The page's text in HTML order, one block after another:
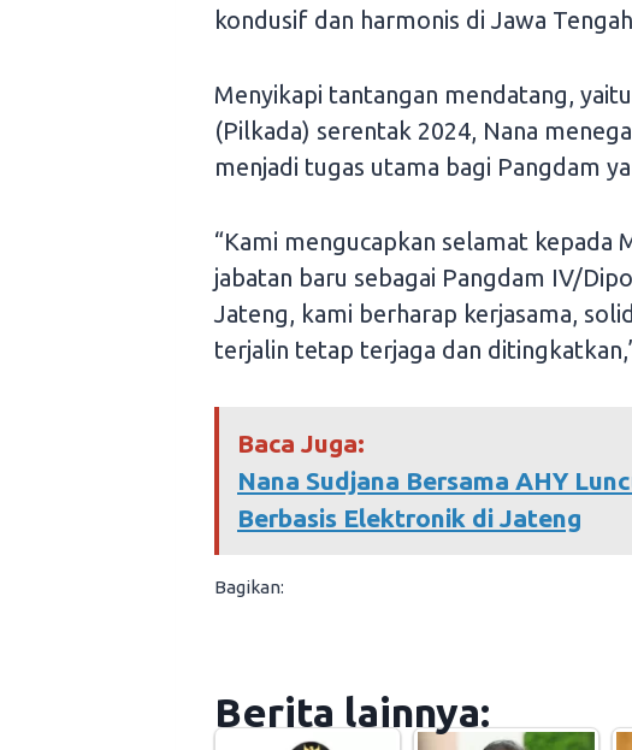
kondusif dan harmonis di Jawa
Menyikapi tantangan mendatang,
(Pilkada) serentak 2024, Nana
menjadi tugas utama bagi Pangdam
“Kami mengucapkan selamat kepada
jabatan baru sebagai Pangdam IV/
Jateng, kami berharap kerjasama,
terjalin tetap terjaga dan
Baca Juga:
Nana Sudjana Bersama AHY
Berbasis Elektronik di Jateng
Bagikan:
Berita lainnya: